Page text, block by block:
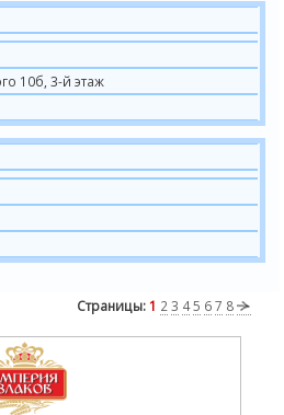
10б, 3-й этаж
Страницы: 1 2 3 45 67 8